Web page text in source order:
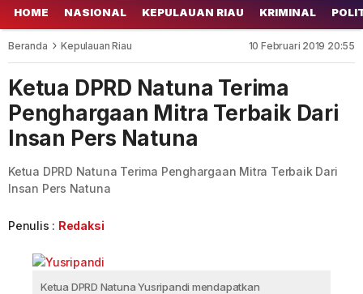
HOME NASIONAL KEPULAUAN RIAU KRIMINAL
Beranda Kepulauan Riau 10 Februari 2019 20:55
Ketua DPRD Natuna Terima
Penghargaan Mitra Terbaik Dari
Insan Pers Natuna
Ketua DPRD Natuna Terima Penghargaan Mitra Terbaik Dari
Insan Pers Natuna
Penulis : Redaksi
Ketua DPRD Natuna Yusripandi mendapatkan